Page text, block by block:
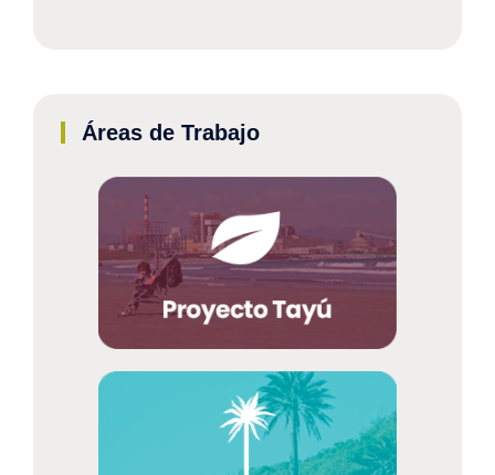
Áreas de Trabajo